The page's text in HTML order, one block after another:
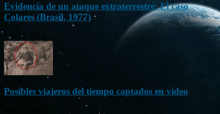
Evidencia de un ataque extraterrestre: El caso
Colares (Brasil, 1977)
Ene 21, 2012
Posibles viajeros del tiempo captados en vídeo